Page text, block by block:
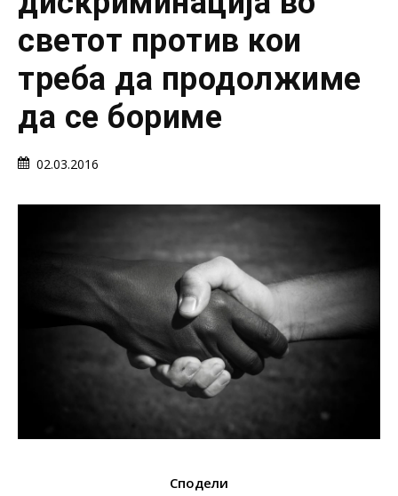
светот против кои
треба да продолжиме
да се бориме
02.03.2016
Сподели